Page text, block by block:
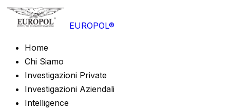
EUROPOL®
Home
Chi Siamo
Investigazioni Private
Investigazioni Aziendali
Intelligence